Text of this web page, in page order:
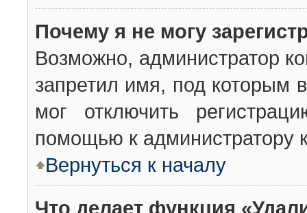
Почему я не могу
Возможно, администратор
запретил имя, под которым
мог отключить
помощью к администратору
Вернуться к началу
Что делает функция